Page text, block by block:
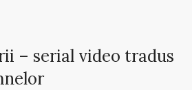
– serial video tradus